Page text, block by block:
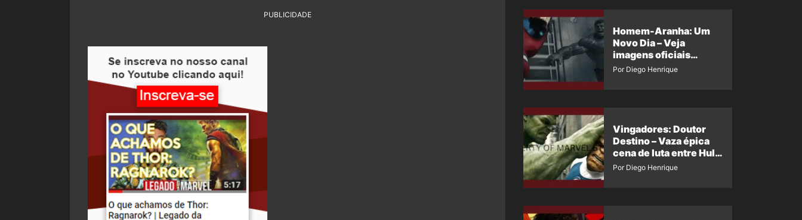
PUBLICIDADE
Homem-Aranha: Um
Novo Dia – Veja
imagens oficiais
descartadas do Hulk
Por Diego Henrique
Vingadores: Doutor
Destino – Vaza épica
cena de luta entre Hulk
e o Coisa
Por Diego Henrique